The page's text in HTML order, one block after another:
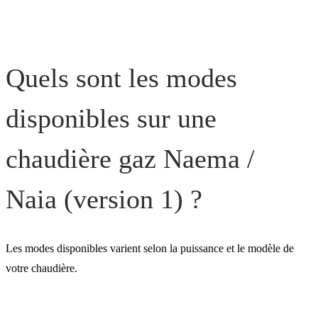
Quels sont les modes
disponibles sur une
chaudière gaz Naema /
Naia (version 1) ?
Les modes disponibles varient selon la puissance et le modèle de
votre chaudière.